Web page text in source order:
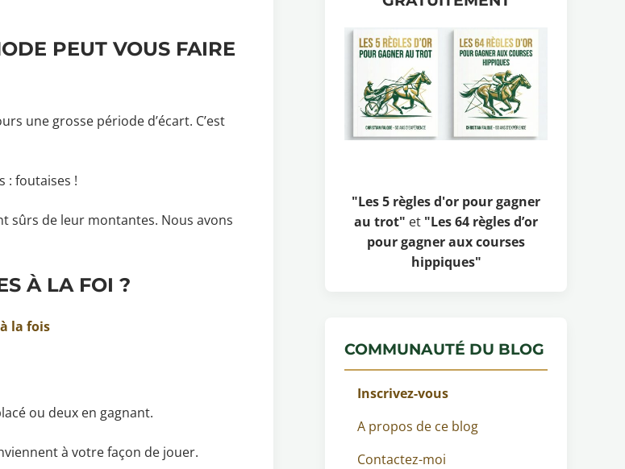
PEUT VOUS FAIRE
une grosse période d’écart. C’est
: foutaises !
sûrs de leur montantes. Nous avons
À LA FOI ?
la fois
ou deux en gagnant.
à votre façon de jouer.
"Les 5 règles d'or pour gagner
au trot" et "Les 64 règles d’or
pour gagner aux courses
hippiques"
COMMUNAUTÉ DU BLOG
Inscrivez-vous
A propos de ce blog
Contactez-moi